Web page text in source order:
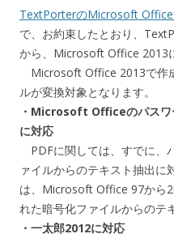
TextPorterのMicrosoft Office
で、お約束したとおり、
から、Microsoft Office 2013
Microsoft Office 2013で作
ルが変換対象となります。
・Microsoft Officeのパスワ
に対応
PDFに関しては、すでに、
ァイルからのテキスト抽出に
は、Microsoft Office 97から
れた暗号化ファイルからのテ
・一太郎2012に対応